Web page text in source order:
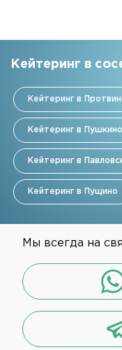
Кейтеринг в
Кейтеринг в
Кейтеринг в Пушкино
Кейтеринг в
Кейтеринг в Пущино
Мы всегда на